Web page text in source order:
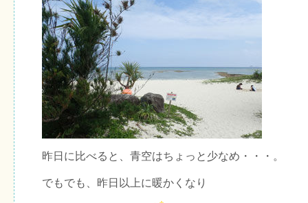
昨日に比べると、青空はちょっと少なめ・・・。
でもでも、昨日以上に暖かくなり